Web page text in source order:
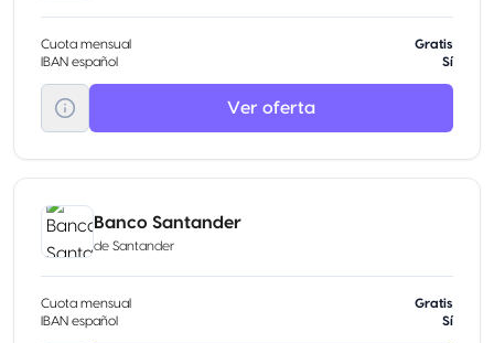
Cuota mensual
Gratis
IBAN español
Sí
Ver oferta
Banco Santander
de Santander
Cuota mensual
Gratis
IBAN español
Sí